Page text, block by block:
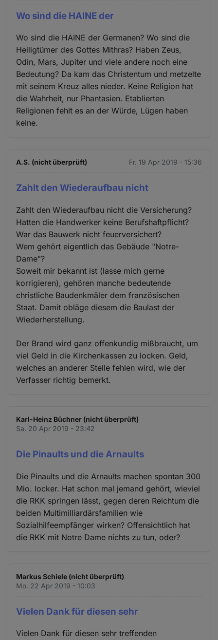
Wo sind die HAINE der
Wo sind die HAINE der Germanen? Wo sind die
Heiligtümer des Gottes Mithras? Haben Zeus,
Odin, Mars, Jupiter und viele andere noch eine
Bedeutung? Da kam das Christentum und metzelte
mit seinem Kreuz alles nieder. Keine Religion hat
die Wahrheit, nur Phantasien. Etablierten
Religionen fehlt es an der Würde, Lügen haben
keine.
A.S. (nicht überprüft) Fr. 19 Apr 2019 - 15:36
Zahlt den Wiederaufbau nicht
Zahlt den Wiederaufbau nicht die Versicherung?
Hatten die Handwerker keine Berufshaftpflicht?
War das Bauwerk nicht feuerversichert?
Wem gehört eigentlich das Gebäude "Notre-
Dame"?
Soweit mir bekannt ist (lasse mich gerne
korrigieren), gehören manche bedeutende
christliche Baudenkmäler dem französischen
Staat. Damit obläge diesem die Baulast der
Wiederherstellung.
Der Brand wird ganz offenkundig mißbraucht, um
viel Geld in die Kirchenkassen zu locken. Geld,
welches an anderer Stelle fehlen wird, wie der
Verfasser richtig bemerkt.
Karl-Heinz Büchner (nicht überprüft)
Sa. 20 Apr 2019 - 23:42
Die Pinaults und die Arnaults
Die Pinaults und die Arnaults machen spontan 300
Mio. locker. Hat schon mal jemand gehört, wieviel
die RKK springen lässt, gegen deren Reichtum die
beiden Multimilliardärsfamilien wie
Sozialhilfeempfänger wirken? Offensichtlich hat
die RKK mit Notre Dame nichts zu tun, oder?
Markus Schiele (nicht überprüft)
Mo. 22 Apr 2019 - 10:03
Vielen Dank für diesen sehr
Vielen Dank für diesen sehr treffenden